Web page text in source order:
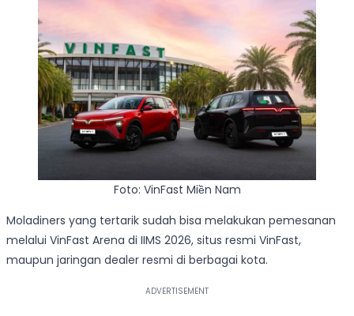
Foto: VinFast Miền Nam
Moladiners yang tertarik sudah bisa melakukan pemesanan
melalui VinFast Arena di IIMS 2026, situs resmi VinFast,
maupun jaringan dealer resmi di berbagai kota.